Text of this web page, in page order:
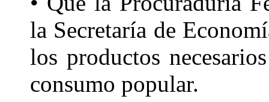
la Secretaría de
los productos
consumo popular.